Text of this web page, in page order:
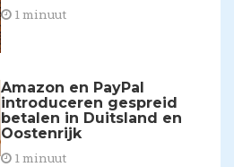
1 minuut
Amazon en PayPal
introduceren gespreid
betalen in Duitsland en
Oostenrijk
1 minuut